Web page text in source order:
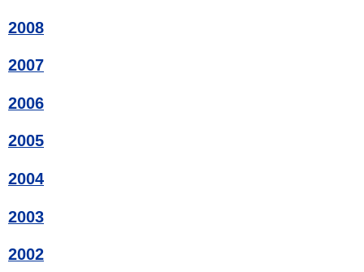
2008
2007
2006
2005
2004
2003
2002